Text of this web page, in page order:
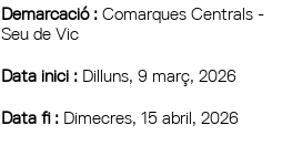
Demarcació :Comarques Centrals -
Seu de Vic
Data inici : Dilluns, 9 març, 2026
Data fi : Dimecres, 15 abril, 2026